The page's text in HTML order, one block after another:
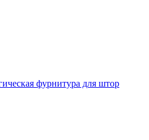
фурнитура для штор